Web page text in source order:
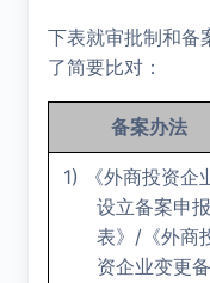
下表就审批制和备
了简要比对：
备案办法
1)
《外商投资企
设立备案申报
表》 / 《外商
资企业变更